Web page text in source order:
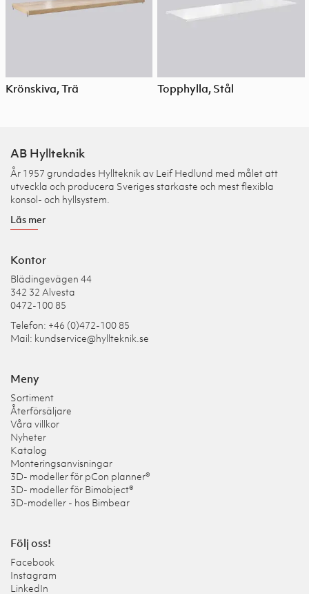
Krönskiva, Trä Topphylla, Stål
AB Hyllteknik
År 1957 grundades Hyllteknik av Leif Hedlund med målet att
utveckla och producera Sveriges starkaste och mest flexibla
konsol- och hyllsystem.
Läs mer
Kontor
Blädingevägen 44
342 32 Alvesta
0472-100 85
Telefon: +46 (0)472-100 85
Mail: kundservice@hyllteknik.se
Meny
Sortiment
Återförsäljare
Våra villkor
Nyheter
Katalog
Monteringsanvisningar
3D- modeller för pCon planner®
3D- modeller för Bimobject®
3D-modeller - hos Bimbear
Följ oss!
Facebook
Instagram
LinkedIn